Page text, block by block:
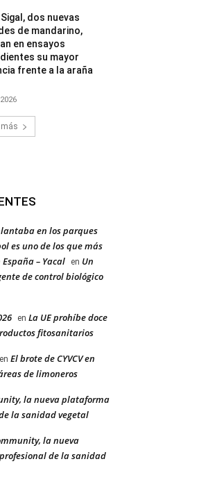
Sigal, dos nuevas
de mandarino,
en ensayos
su mayor
frente a la araña
en los parques
es uno de los que más
– Yacal
en Un
de control biológico
en La UE prohíbe doce
fitosanitarios
en El brote de CYVCV en
de limoneros
la nueva plataforma
la sanidad vegetal
la nueva
de la sanidad